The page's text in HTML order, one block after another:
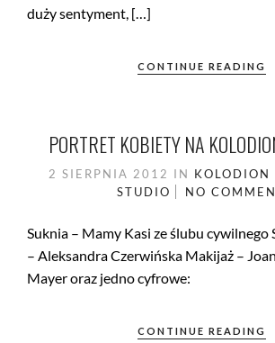
duży sentyment, […]
CONTINUE READING
PORTRET KOBIETY NA
2 SIERPNIA 2012 IN KOLODION
STUDIO
NO
Suknia – Mamy Kasi ze ślubu cywilnego
– Aleksandra Czerwińska Makijaż –
Mayer oraz jedno cyfrowe:
CONTINUE READING